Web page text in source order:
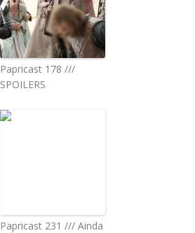
Papricast 178 ///
SPOILERS
Papricast 231 /// Ainda